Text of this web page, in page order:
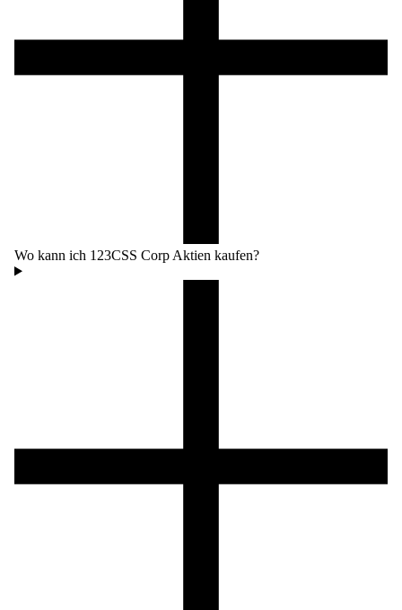
Wo kann ich 123CSS Corp Aktien kaufen?